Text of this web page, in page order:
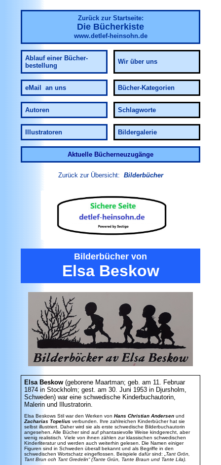
Zurück zur Startseite:
Die Bücherkiste
www.detlef-heinsohn.de
Ablauf einer Bücher-
bestellung
Wir über uns
eMail an uns Bücher-Kategorien
Autoren Schlagworte
Illustratoren Bildergalerie
Aktuelle Bücherneuzugänge
Zurück zur Übersicht: Bilderbücher
Bilderbücher von
Elsa Beskow
Elsa Beskow (geborene Maartman; geb. am 11. Februar
1874 in Stockholm; gest. am 30. Juni 1953 in Djursholm,
Schweden) war eine schwedische Kinderbuchautorin,
Malerin und Illustratorin.
Elsa Beskows Stil war den Werken von Hans Christian Andersen und
Zacharias Topelius verbunden. Ihre zahlreichen Kinderbücher hat sie
selbst illustriert. Daher wird sie als erste schwedische Bilderbuchautorin
angesehen. Alle Bücher sind auf phantasievolle Weise kindgerecht, aber
wenig realistisch. Viele von ihnen zählen zur klassischen schwedischen
Kinderliteratur und werden auch weiterhin gelesen. Die Namen einiger
Figuren sind in Schweden überall bekannt und als Begriffe in den
schwedischen Wortschatz eingeflossen. Beispiele dafür sind:
„Tant Grön,
Tant Brun och Tant Gredelin“ (Tante Grün, Tante Braun und Tante Lila).